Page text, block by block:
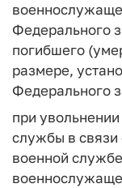
Федерального
погибшего
размере,
Федерального
при
службы в связи
военной